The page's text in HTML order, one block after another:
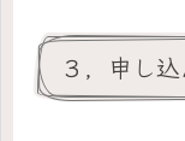
３，申し